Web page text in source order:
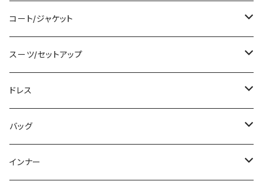
ベアトップ/チューブトップ
カーディガン/ボレロ
ニット/セーター
パーカー
スウェット/トレーナー
ロング/マキシ
袖付き
ノースリーブ
その他
チュニック
クロップド丈
ロング丈
デニム
レギンス
その他
ミニ/ショート
ミディアム/ミモレ
ロング
その他
コート/ジャケット
コート
ジャケット
その他
スーツ/セットアップ
パンツスーツ
スカートスーツ
その他
ドレス
ミニ/ショート
ミディアム/ミモレ
バッグ
サブバッグ
インナー